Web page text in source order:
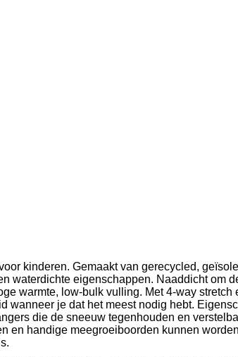
kinderen. Gemaakt van gerecycled,
waterdichte eigenschappen. Naaddicht om
warmte, low-bulk vulling. Met 4-way stretch
wanneer je dat het meest nodig hebt.
die de sneeuw tegenhouden en
en handige meegroeiboorden kunnen